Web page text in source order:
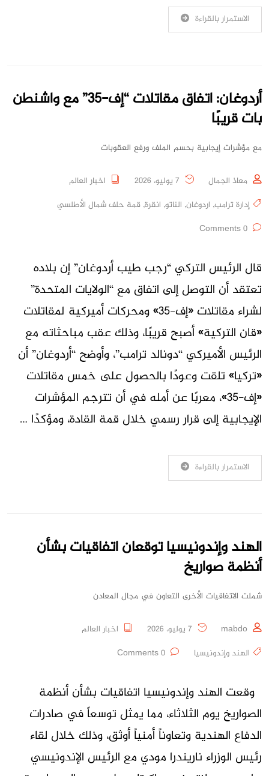
الاستمرار بالقراءة
أردوغان: اتفاق مقاتلات “إف-35” مع واشنطن
بات قريبًا
مع مؤشرات إيجابية بحسم الملف ورفع العقوبات
معاذ الجمال
اخبار العالم
إدارة ترامب, اردوغان, الناتو, انقرة, قمة حلف شمال الأطلسي
قال الرئيس التركي “رجب طيب أردوغان” إن بلاده
تعتقد أن التوصل إلى اتفاق مع “الولايات المتحدة”
لشراء مقاتلات «إف-35» ومحركات أميركية لمقاتلات
«قان التركية» أصبح قريبًا، وذلك عقب مباحثاته مع
الرئيس الأميركي “دونالد ترامب”، وأوضح “أردوغان” أن
«تركيا» تلقت وعودًا بالحصول على خمس مقاتلات
«إف-35»، معربًا عن أمله في أن تترجم المؤشرات
الإيجابية إلى قرار رسمي خلال قمة القادة، ومؤكدًا …
الاستمرار بالقراءة
الهند وإندونيسيا توقعان اتفاقيات بشأن
أنظمة صواريخ
شملت الاتفاقيات الأخرى التعاون في مجال المعادن
mabdo
اخبار العالم
الهند وإندونيسيا
وقعت الهند وإندونيسيا اتفاقيات بشأن أنظمة
الصواريخ يوم الثلاثاء، مما يمثل توسعاً في صادرات
الدفاع الهندية وتعاوناً أمنياً أوثق، وذلك خلال لقاء
رئيس الوزراء ناريندرا مودي مع الرئيس الإندونيسي